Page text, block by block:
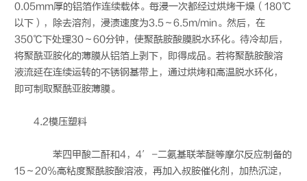
0.05mm厚的铝箔作连续载体。每浸一次都经过烘烤干燥（180℃
以下），除去溶剂，浸渍速度为3.5～6.5m/min。然后，在
350℃下处理30～60分钟，使聚酰胺酸膜脱水环化。待冷却后，
将聚酰亚胺化的薄膜从铝箔上剥下，即得成品。若将聚酰胺酸溶
液流延在连续运转的不锈钢基带上，通过烘烤和高温脱水环化，
即可制取聚酰亚胺薄膜。
4.2模压塑料
苯四甲酸二酐和4，4′-二氨基联苯醚等摩尔反应制备的
15～20%高粘度聚酰胺酸溶液，再加入叔胺催化剂，加热沉淀，